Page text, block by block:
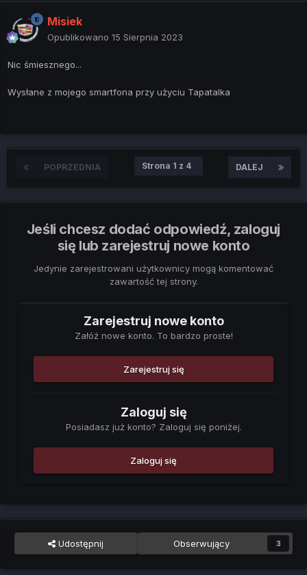
Misiek
Opublikowano 15 Sierpnia 2023
Nic śmiesznego...
Wysłane z mojego smartfona przy użyciu Tapatalka
POPRZEDNIA DALEJ
Strona 1 z 4
Jeśli chcesz dodać odpowiedź, zaloguj
się lub zarejestruj nowe konto
Jedynie zarejestrowani użytkownicy mogą komentować
zawartość tej strony.
Zarejestruj nowe konto
Załóż nowe konto. To bardzo proste!
Zarejestruj się
Zaloguj się
Posiadasz już konto? Zaloguj się poniżej.
Zaloguj się
Udostępnij Obserwujący 3